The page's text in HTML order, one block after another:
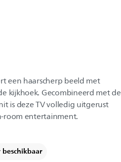
een haarscherp beeld met
kijkhoek. Gecombineerd met de
is deze TV volledig uitgerust
room entertainment.